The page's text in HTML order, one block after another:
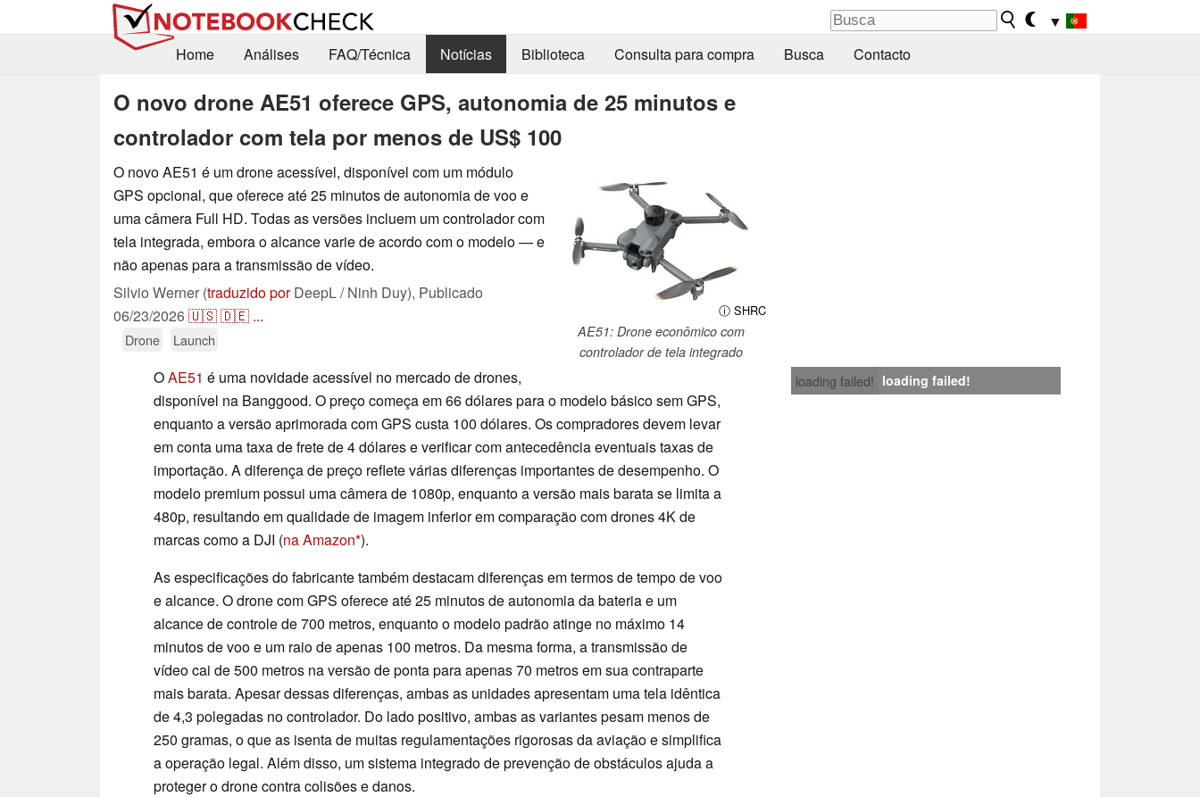
▼
Home
Análises FAQ/Técnica Notícias Biblioteca Consulta para compra Busca Contacto
O novo drone AE51 oferece GPS, autonomia de 25 minutos e
controlador com tela por menos de US$ 100
ⓘ SHRC
AE51: Drone econômico com
controlador de tela integrado
O novo AE51 é um drone acessível, disponível com um módulo
GPS opcional, que oferece até 25 minutos de autonomia de voo e
uma câmera Full HD. Todas as versões incluem um controlador com
tela integrada, embora o alcance varie de acordo com o modelo — e
não apenas para a transmissão de vídeo.
Silvio Werner (traduzido porDeepL / Ninh Duy), Publicado
06/23/2026🇺🇸🇩🇪 ...
Drone Launch
loading failed! loading failed!
OAE51 é uma novidade acessível no mercado de drones,
disponível na Banggood. O preço começa em 66 dólares para o modelo básico sem GPS,
enquanto a versão aprimorada com GPS custa 100 dólares. Os compradores devem levar
em conta uma taxa de frete de 4 dólares e verificar com antecedência eventuais taxas de
importação. A diferença de preço reflete várias diferenças importantes de desempenho. O
modelo premium possui uma câmera de 1080p, enquanto a versão mais barata se limita a
480p, resultando em qualidade de imagem inferior em comparação com drones 4K de
marcas como a DJI (na Amazon ).
As especificações do fabricante também destacam diferenças em termos de tempo de voo
e alcance. O drone com GPS oferece até 25 minutos de autonomia da bateria e um
alcance de controle de 700 metros, enquanto o modelo padrão atinge no máximo 14
minutos de voo e um raio de apenas 100 metros. Da mesma forma, a transmissão de
vídeo cai de 500 metros na versão de ponta para apenas 70 metros em sua contraparte
mais barata. Apesar dessas diferenças, ambas as unidades apresentam uma tela idêntica
de 4,3 polegadas no controlador. Do lado positivo, ambas as variantes pesam menos de
250 gramas, o que as isenta de muitas regulamentações rigorosas da aviação e simplifica
a operação legal. Além disso, um sistema integrado de prevenção de obstáculos ajuda a
proteger o drone contra colisões e danos.